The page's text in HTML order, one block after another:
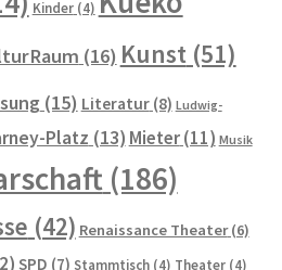
Kinder(4)
(16) Kunst(51)
(15) Literatur(8) Ludwig-
Platz (13) Mieter(11) Musik
(186)
(42) Renaissance Theater(6)
SPD (7) Stammtisch(4) Theater(4)